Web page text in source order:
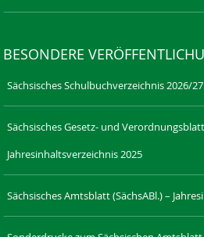
BESONDERE
Sächsisches Schulbuchverzeichnis 2026/27
Sächsisches Gesetz- und Verordnungsblatt
Jahresinhaltsverzeichnis 2025
Sächsisches Amtsblatt (SächsABl.) –